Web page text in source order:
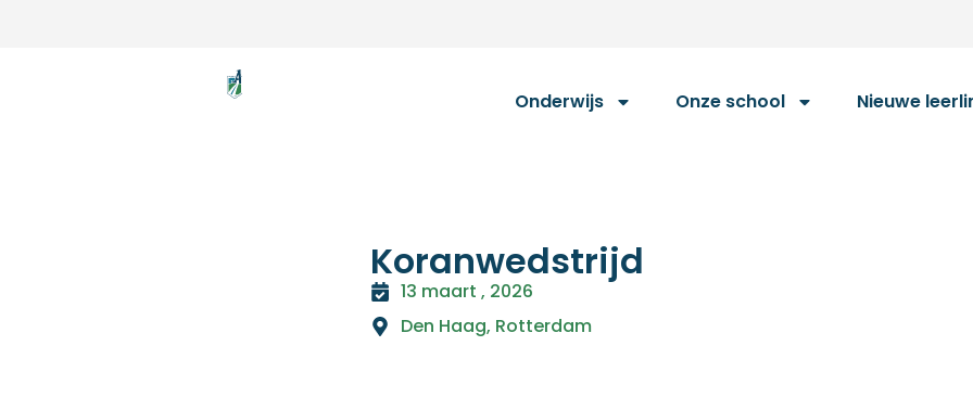
Onderwijs Onze school Nieuwe
Koranwedstrijd
13 maart , 2026
Den Haag, Rotterdam